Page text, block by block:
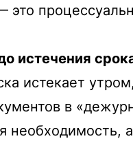
истечения
истекает
в
необходимость,